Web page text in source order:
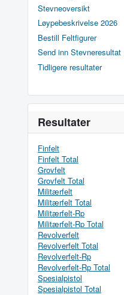
Stevneoversikt
Løypebeskrivelse 2026
Bestill Feltfigurer
Send inn Stevneresultat
Tidligere resultater
Resultater
Finfelt
Finfelt Total
Grovfelt
Grovfelt Total
Militærfelt
Militærfelt Total
Militærfelt-Rp
Militærfelt-Rp Total
Revolverfelt
Revolverfelt Total
Revolverfelt-Rp
Revolverfelt-Rp Total
Spesialpistol
Spesialpistol Total